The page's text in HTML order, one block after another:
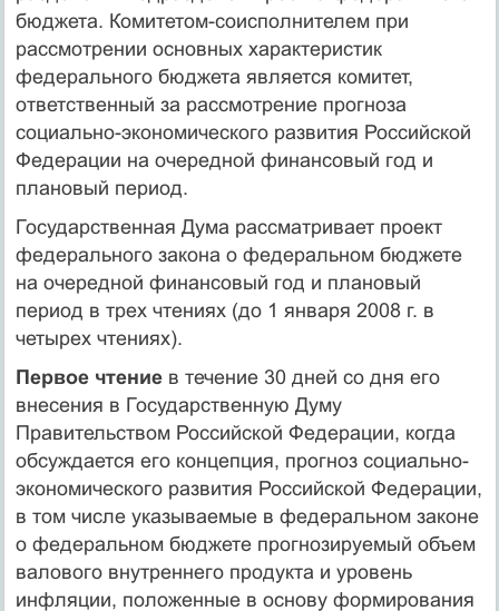
бюджета. Комитетом-соисполнителем при
рассмотрении основных характеристик
федерального бюджета является комитет,
ответственный за рассмотрение прогноза
социально-экономического развития Российской
Федерации на очередной финансовый год и
плановый период.
Государственная Дума рассматривает проект
федерального закона о федеральном бюджете
на очередной финансовый год и плановый
период в трех чтениях (до 1 января 2008 г. в
четырех чтениях).
Первое чтениев течение 30 дней со дня его
внесения в Государственную Думу
Правительством Российской Федерации, когда
обсуждается его концепция, прогноз социально-
экономического развития Российской Федерации,
в том числе указываемые в федеральном законе
о федеральном бюджете прогнозируемый объем
валового внутреннего продукта и уровень
инфляции, положенные в основу формирования